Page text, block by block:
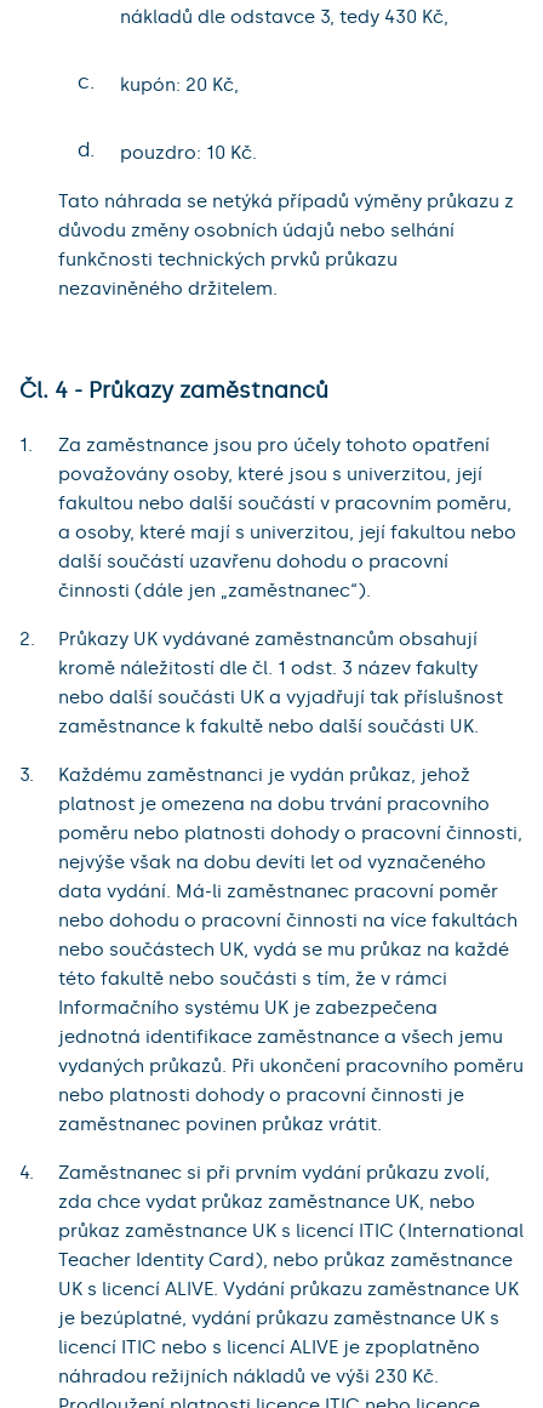
nákladů dle odstavce 3, tedy 430 Kč,
c. kupón: 20 Kč,
d. pouzdro: 10 Kč.
Tato náhrada se netýká případů výměny průkazu z
důvodu změny osobních údajů nebo selhání
funkčnosti technických prvků průkazu
nezaviněného držitelem.
Čl. 4 - Průkazy zaměstnanců
Za zaměstnance jsou pro účely tohoto opatření
považovány osoby, které jsou s univerzitou, její
fakultou nebo další součástí v pracovním poměru,
a osoby, které mají s univerzitou, její fakultou nebo
další součástí uzavřenu dohodu o pracovní
činnosti (dále jen „zaměstnanec“).
Průkazy UK vydávané zaměstnancům obsahují
kromě náležitostí dle čl. 1 odst. 3 název fakulty
nebo další součásti UK a vyjadřují tak příslušnost
zaměstnance k fakultě nebo další součásti UK.
Každému zaměstnanci je vydán průkaz, jehož
platnost je omezena na dobu trvání pracovního
poměru nebo platnosti dohody o pracovní činnosti,
nejvýše však na dobu devíti let od vyznačeného
data vydání. Má-li zaměstnanec pracovní poměr
nebo dohodu o pracovní činnosti na více fakultách
nebo součástech UK, vydá se mu průkaz na každé
této fakultě nebo součásti s tím, že v rámci
Informačního systému UK je zabezpečena
jednotná identifikace zaměstnance a všech jemu
vydaných průkazů. Při ukončení pracovního poměru
nebo platnosti dohody o pracovní činnosti je
zaměstnanec povinen průkaz vrátit.
Zaměstnanec si při prvním vydání průkazu zvolí,
zda chce vydat průkaz zaměstnance UK, nebo
průkaz zaměstnance UK s licencí ITIC (International
Teacher Identity Card), nebo průkaz zaměstnance
UK s licencí ALIVE. Vydání průkazu zaměstnance UK
je bezúplatné, vydání průkazu zaměstnance UK s
licencí ITIC nebo s licencí ALIVE je zpoplatněno
náhradou režijních nákladů ve výši 230 Kč.